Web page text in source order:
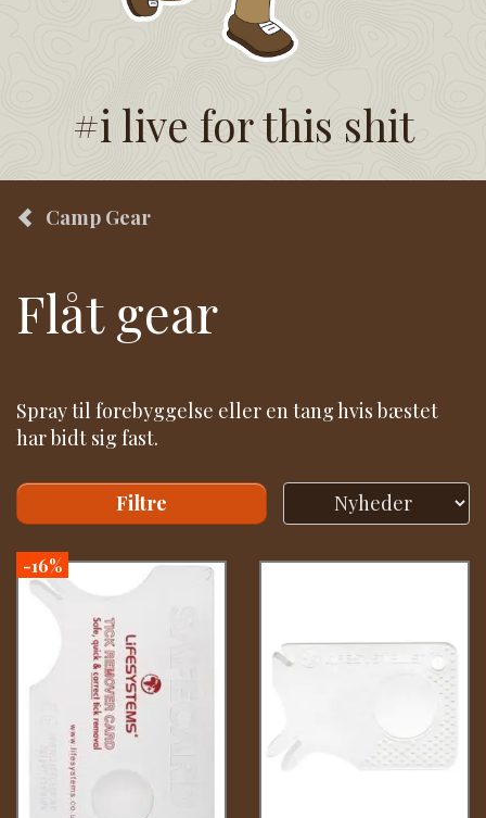
#i live for this shit
Camp Gear
Flåt gear
Spray til forebyggelse eller en tang hvis bæstet
har bidt sig fast.
Filtre
-16%